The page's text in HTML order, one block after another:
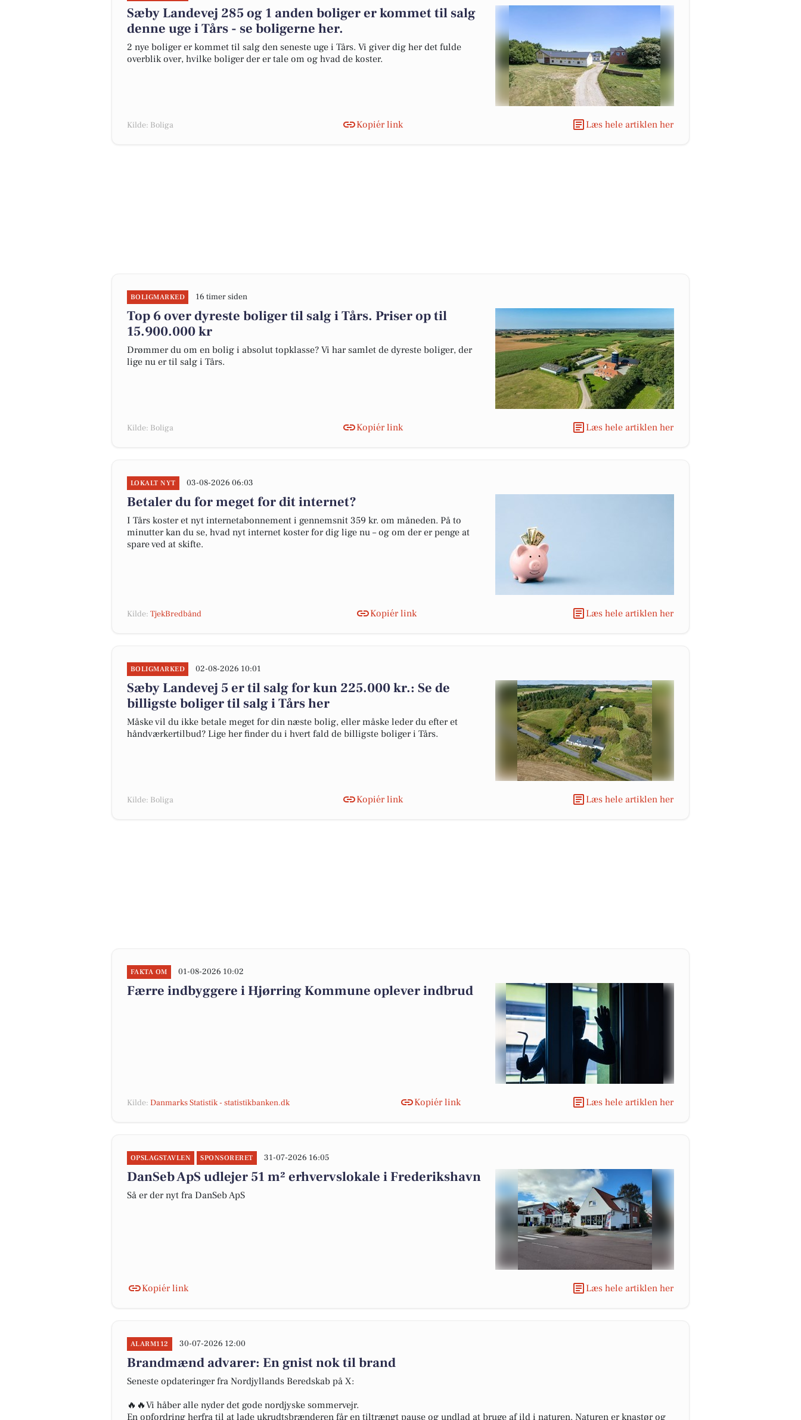
Sæby Landevej 285 og 1 anden boliger er kommet til salg
denne uge i Tårs - se boligerne her.
2 nye boliger er kommet til salg den seneste uge i Tårs. Vi giver dig her det fulde
overblik over, hvilke boliger der er tale om og hvad de koster.
Kilde: Boliga Kopiér link Læs hele artiklen her
BOLIGMARKED 16 timer siden
Top 6 over dyreste boliger til salg i Tårs. Priser op til
15.900.000 kr
Drømmer du om en bolig i absolut topklasse? Vi har samlet de dyreste boliger, der
lige nu er til salg i Tårs.
Kilde: Boliga Kopiér link Læs hele artiklen her
LOKALT NYT 03-08-2026 06:03
Betaler du for meget for dit internet?
I Tårs koster et nyt internetabonnement i gennemsnit 359 kr. om måneden. På to
minutter kan du se, hvad nyt internet koster for dig lige nu – og om der er penge at
spare ved at skifte.
Kilde: TjekBredbånd Kopiér link Læs hele artiklen her
BOLIGMARKED 02-08-2026 10:01
Sæby Landevej 5 er til salg for kun 225.000 kr.: Se de
billigste boliger til salg i Tårs her
Måske vil du ikke betale meget for din næste bolig, eller måske leder du efter et
håndværkertilbud? Lige her finder du i hvert fald de billigste boliger i Tårs.
Kilde: Boliga Kopiér link Læs hele artiklen her
FAKTA OM 01-08-2026 10:02
Færre indbyggere i Hjørring Kommune oplever indbrud
Kilde: Danmarks Statistik - statistikbanken.dk Kopiér link Læs hele artiklen her
OPSLAGSTAVLEN SPONSORERET 31-07-2026 16:05
DanSeb ApS udlejer 51 m² erhvervslokale i Frederikshavn
Så er der nyt fra DanSeb ApS
Kopiér link Læs hele artiklen her
ALARM112 30-07-2026 12:00
Brandmænd advarer: En gnist nok til brand
Seneste opdateringer fra Nordjyllands Beredskab på X:
🔥🔥Vi håber alle nyder det gode nordjyske sommervejr.
En opfordring herfra til at lade ukrudtsbrænderen får en tiltrængt pause og undlad at bruge af ild i naturen. Naturen er knastør og